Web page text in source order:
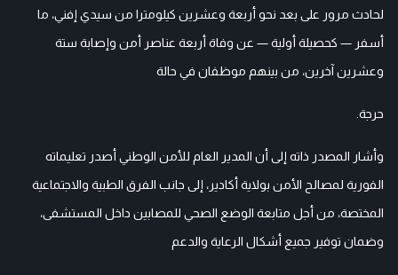
لحادث مرور على بعد نحو أربعة وعشرين كيلومترا من سيدي إفني، ما
أسفر — كحصيلة أولية — عن وفاة أربعة عناصر أمن وإصابة ستة
وعشرين آخرين، من بينهم موظفان في حالة
حرجة.
وأشار المصدر ذاته إلى أن المدير العام للأمن الوطني أصدر تعليماته
الفورية لمصالح الأمن بولاية أكادير، إلى جانب الفرق الطبية والاجتماعية
المختصة، من أجل متابعة الوضع الصحي للمصابين داخل المستشفى،
وضمان توفير جميع أشكال الرعاية والدعم